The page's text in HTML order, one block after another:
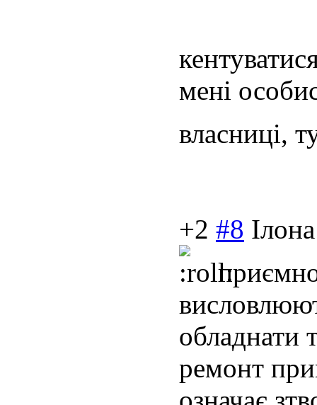
мені
власниці,
+2 #8 Ілона
обладнати
ремонт